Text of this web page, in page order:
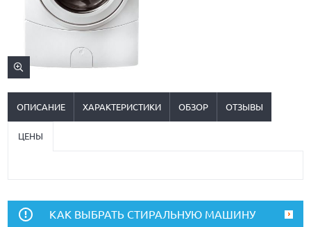
ОПИСАНИЕ ХАРАКТЕРИСТИКИ ОБЗОР ОТЗЫВЫ
ЦЕНЫ
КАК ВЫБРАТЬ СТИРАЛЬНУЮ МАШИНУ